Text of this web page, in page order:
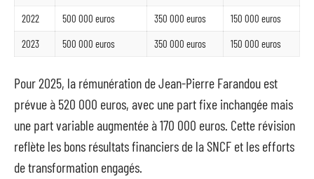
2022
500 000 euros 350 000 euros
150 000 euros
2023
500 000 euros 350 000 euros 150 000 euros
Pour 2025, la rémunération de Jean-Pierre Farandou est
prévue à 520 000 euros, avec une part fixe inchangée mais
une part variable augmentée à 170 000 euros. Cette révision
reflète les bons résultats financiers de la SNCF et les efforts
de transformation engagés.